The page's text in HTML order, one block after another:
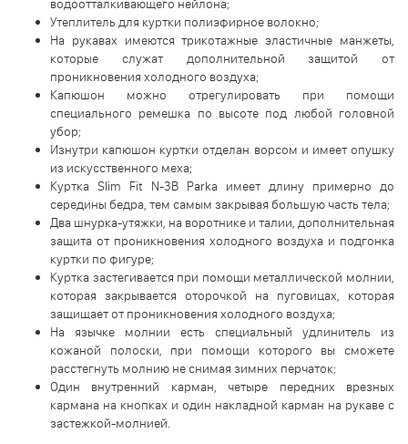
водоотталкивающего нейлона;
Утеплитель для куртки полиэфирное волокно;
На рукавах имеются трикотажные эластичные манжеты,
которые служат дополнительной защитой от
проникновения холодного воздуха;
Капюшон можно отрегулировать при помощи
специального ремешка по высоте под любой головной
убор;
Изнутри капюшон куртки отделан ворсом и имеет опушку
из искусственного меха;
Куртка Slim Fit N-3B Parka имеет длину примерно до
середины бедра, тем самым закрывая большую часть тела;
Два шнурка-утяжки, на воротнике и талии, дополнительная
защита от проникновения холодного воздуха и подгонка
куртки по фигуре;
Куртка застегивается при помощи металлической молнии,
которая закрывается оторочкой на пуговицах, которая
защищает от проникновения холодного воздуха;
На язычке молнии есть специальный удлинитель из
кожаной полоски, при помощи которого вы сможете
расстегнуть молнию не снимая зимних перчаток;
Один внутренний карман, четыре передних врезных
кармана на кнопках и один накладной карман на рукаве с
застежкой-молнией.